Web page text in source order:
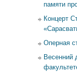
памяти
Концерт
Оперная
Весенний